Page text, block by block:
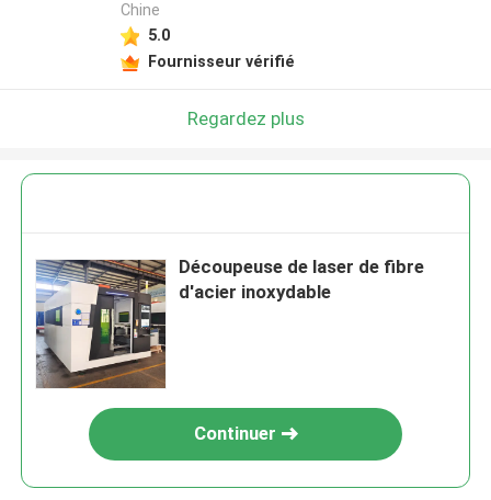
Chine
5.0
Fournisseur vérifié
Regardez plus
Découpeuse de laser de fibre
d'acier inoxydable
Continuer